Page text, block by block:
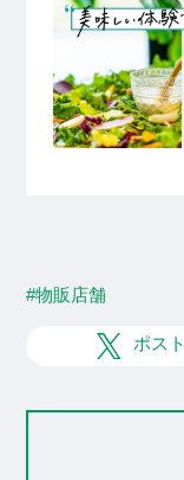
#物販店舗
ポスト